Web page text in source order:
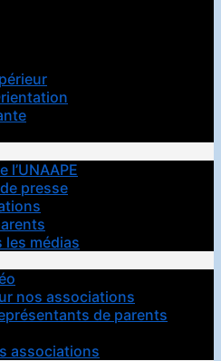
l’UNAAPE
presse
les médias
nos associations
de parents
associations